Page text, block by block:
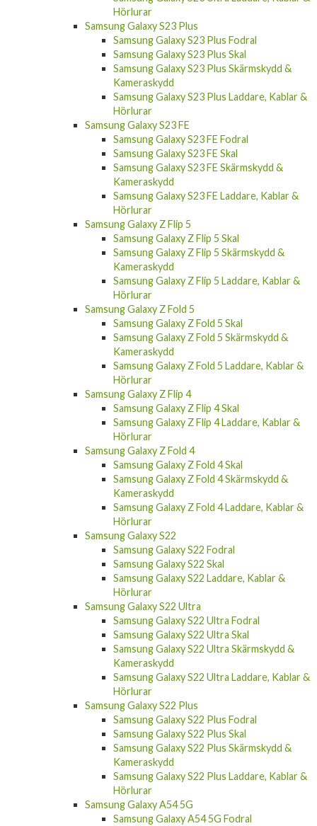
Hörlurar
Samsung Galaxy S23 Plus
Samsung Galaxy S23 Plus Fodral
Samsung Galaxy S23 Plus Skal
Samsung Galaxy S23 Plus Skärmskydd &
Kameraskydd
Samsung Galaxy S23 Plus Laddare, Kablar &
Hörlurar
Samsung Galaxy S23 FE
Samsung Galaxy S23 FE Fodral
Samsung Galaxy S23 FE Skal
Samsung Galaxy S23 FE Skärmskydd &
Kameraskydd
Samsung Galaxy S23 FE Laddare, Kablar &
Hörlurar
Samsung Galaxy Z Flip 5
Samsung Galaxy Z Flip 5 Skal
Samsung Galaxy Z Flip 5 Skärmskydd &
Kameraskydd
Samsung Galaxy Z Flip 5 Laddare, Kablar &
Hörlurar
Samsung Galaxy Z Fold 5
Samsung Galaxy Z Fold 5 Skal
Samsung Galaxy Z Fold 5 Skärmskydd &
Kameraskydd
Samsung Galaxy Z Fold 5 Laddare, Kablar &
Hörlurar
Samsung Galaxy Z Flip 4
Samsung Galaxy Z Flip 4 Skal
Samsung Galaxy Z Flip 4 Laddare, Kablar &
Hörlurar
Samsung Galaxy Z Fold 4
Samsung Galaxy Z Fold 4 Skal
Samsung Galaxy Z Fold 4 Skärmskydd &
Kameraskydd
Samsung Galaxy Z Fold 4 Laddare, Kablar &
Hörlurar
Samsung Galaxy S22
Samsung Galaxy S22 Fodral
Samsung Galaxy S22 Skal
Samsung Galaxy S22 Laddare, Kablar &
Hörlurar
Samsung Galaxy S22 Ultra
Samsung Galaxy S22 Ultra Fodral
Samsung Galaxy S22 Ultra Skal
Samsung Galaxy S22 Ultra Skärmskydd &
Kameraskydd
Samsung Galaxy S22 Ultra Laddare, Kablar &
Hörlurar
Samsung Galaxy S22 Plus
Samsung Galaxy S22 Plus Fodral
Samsung Galaxy S22 Plus Skal
Samsung Galaxy S22 Plus Skärmskydd &
Kameraskydd
Samsung Galaxy S22 Plus Laddare, Kablar &
Hörlurar
Samsung Galaxy A54 5G
Samsung Galaxy A54 5G Fodral